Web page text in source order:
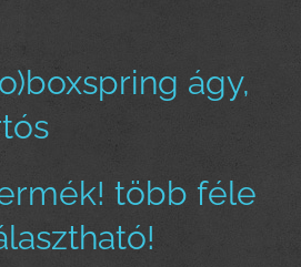
ágy,
több féle